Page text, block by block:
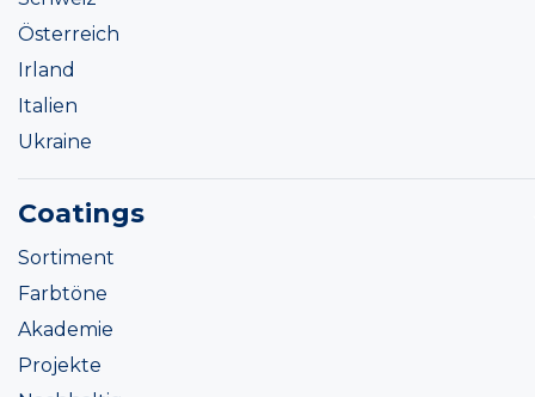
Österreich
Irland
Italien
Ukraine
Coatings
Sortiment
Farbtöne
Akademie
Projekte